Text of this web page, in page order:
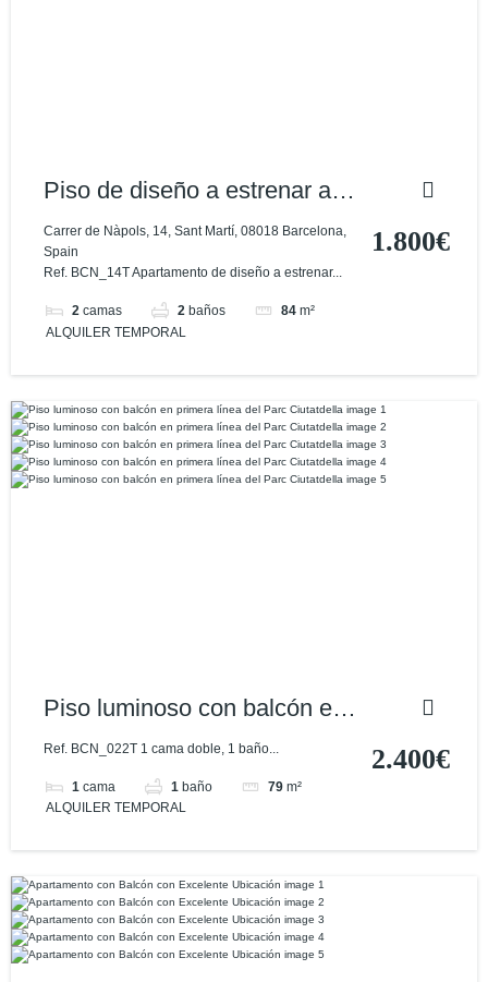
Piso de diseño a estrenar a
pocos pasos del Paseo Sant
Joan
Carrer de Nàpols, 14, Sant Martí, 08018 Barcelona,
Spain
Ref. BCN_14T Apartamento de diseño a estrenar...
2 camas 2 baños 84 m²
ALQUILER TEMPORAL
1.800€
Piso luminoso con balcón en
primera línea del Parc
Ciutatdella
Ref. BCN_022T 1 cama doble, 1 baño...
1 cama 1 baño 79 m²
ALQUILER TEMPORAL
2.400€